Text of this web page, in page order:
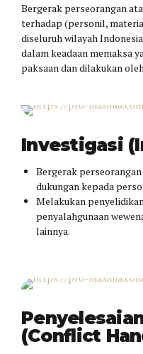
Bergerak perseorangan
terhadap (personil,
diseluruh wilayah
dalam keadaan memaksa
paksaan dan dilakukan
Investigasi
Bergerak
dukungan kepada
Melakukan
penyalahgunaan
lainnya.
(Conflict